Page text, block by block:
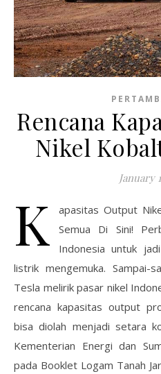
Rencana
Nikel
January
K
apasitas Output
Semua Di Sini!
Indonesia untuk
listrik mengemuka. Sampai-
Tesla melirik pasar nikel
rencana kapasitas output
bisa diolah menjadi setara
Kementerian Energi dan
pada Booklet Logam Tanah